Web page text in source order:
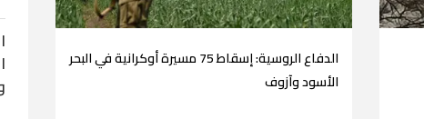
الدفاع الروسية: إسقاط 75 مسيرة أوكرانية في البحر
الأسود وآزوف